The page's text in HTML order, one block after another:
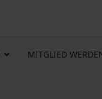
MITGLIED